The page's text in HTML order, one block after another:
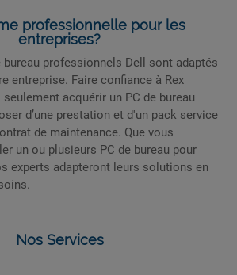
professionnelle pour les
entreprises?
professionnels Dell sont adaptés
entreprise. Faire confiance à Rex
seulement acquérir un PC de bureau
d’une prestation et d'un pack service
de maintenance. Que vous
un ou plusieurs PC de bureau pour
experts adapteront leurs solutions en
Nos Services